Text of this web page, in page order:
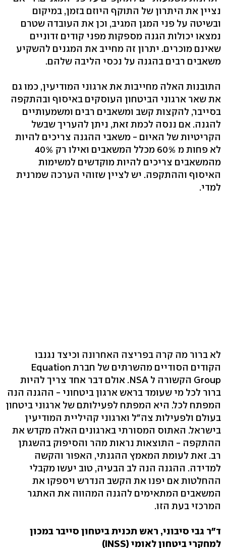
נציין את היתרון של התוקף היוזם בזמן, במיקום
ובשיטה על פני המגן המגיב, וכן את העובדה שטרם
נמצאו יכולות הגנה מספקות מפני קודים זדוניים
שאינם מוכרים. יתרון זה מחייב את המגנים להשקיע
משאבים רבים בהגנה על נכסי הליבה שלהם.
התובנות האלה מחייבות את ארגוני המודיעין, כמו גם
את שאר ארגוני הביטחון העוסקים באיסוף ובהתקפה
בסייבר, להקצות קשב ומשאבים רבים ומשמעותיים
להגנה. אם ננסה לכמת זאת, ניתן להעריך שבשל
הקריטיות של האיום - משאבי ההגנה צריכים להיות
לא פחות מ 60% מכלל המשאבים ואילו רק 40%
מהמשאבים צריכים להיות מוקדשים למשימות
האיסוף וההתקפה. יש לציין שזוהי הערכה שמרנית
למדי.
לא ברור מה קרה בפריצה האחרונה וכיצד נגנבו
הקודים הסודיים מהשרתים של חברת Equation
Group הקשורה ל NSA. אולם דבר אחד צריך להיות
ברור לכל מי שעומד בראש ארגון ביטחוני - ההגנה הנה
המפתח לכל. היא המפתח לפעילותם של ארגוני ביטחון
בעולם ולפעילות צה"ל וארגוני קהיליית המודיעין
בישראל. האתוס המסורתי בארגונים האלה מקדש את
ההתקפה - התוצאות נראות מהר והסיפוק בהשגתן
רב. זאת לעומת המאמץ ההגנתי, האפור והקשה
למדידה. ההגנה הנה לב הבעיה, טוב יעשו מקבלי
ההחלטות אם יפנו את הקשב הנדרש ויספקו את
המשאבים המתאימים להגנה המהווה את האתגר
המרכזי בעת הזו.
ד"ר גבי סיבוני, ראש תכנית ביטחון סייבר במכון
למחקרי ביטחון לאומי (INSS)